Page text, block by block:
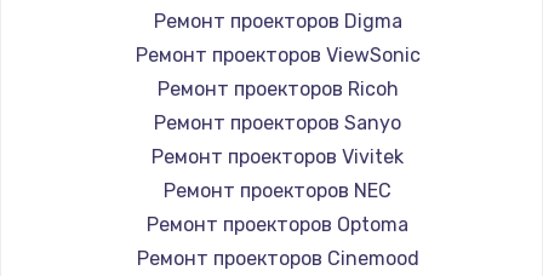
Ремонт проекторов Digma
Ремонт проекторов ViewSonic
Ремонт проекторов Ricoh
Ремонт проекторов Sanyo
Ремонт проекторов Vivitek
Ремонт проекторов NEC
Ремонт проекторов Optoma
Ремонт проекторов Cinemood